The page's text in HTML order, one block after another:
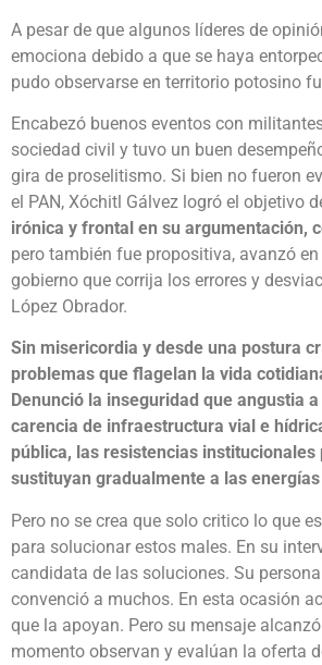
A pesar de que algunos líderes de
emociona debido a que se haya
pudo observarse en territorio potosino
Encabezó buenos eventos con
sociedad civil y tuvo un buen
gira de proselitismo. Si bien no fueron
el PAN, Xóchitl Gálvez logró el objetivo
irónica y frontal en su argumentación,
pero también fue propositiva, avanzó
gobierno que corrija los errores y
López Obrador.
Sin misericordia y desde una postura
problemas que flagelan la vida
Denunció la inseguridad que angustia
carencia de infraestructura vial e
pública, las resistencias
sustituyan gradualmente a las
Pero no se crea que solo critico lo que
para solucionar estos males. En su
candidata de las soluciones. Su
convenció a muchos. En esta ocasión
que la apoyan. Pero su mensaje
momento observan y evalúan la oferta